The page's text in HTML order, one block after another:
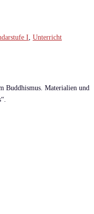
I Unterricht
Buddhismus. Materialien und